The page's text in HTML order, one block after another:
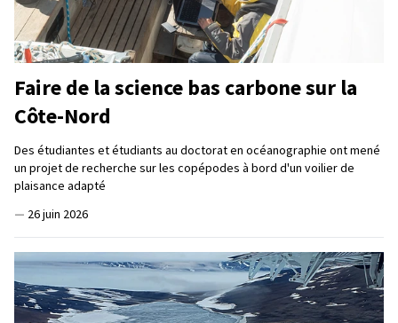
Faire de la science bas carbone sur la
Côte-Nord
Des étudiantes et étudiants au doctorat en océanographie ont mené
un projet de recherche sur les copépodes à bord d'un voilier de
plaisance adapté
— 26 juin 2026